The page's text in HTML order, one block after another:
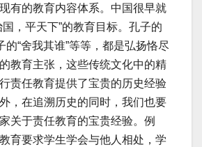
有的教育内容体系。中国很早就
，平天下”的教育目标。孔子的
的“舍我其谁”等等，都是弘扬恪尽
教育主张，这些传统文化中的精
责任教育提供了宝贵的历史经验
，在追溯历史的同时，我们也要
关于责任教育的宝贵经验。例
育要求学生学会与他人相处，学